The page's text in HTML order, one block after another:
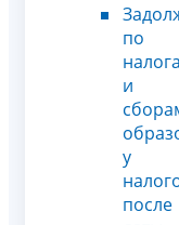
по
и
у
после